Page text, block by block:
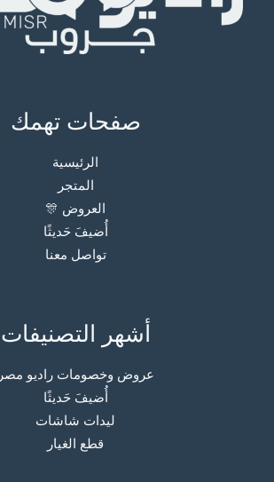
صفحات تهمك
الرئيسية
المتجر
العروض 🎊
أُضيفَ حَديثًا
تواصل معنا
أشهر التصنيفات
عروض وخصومات راديو مصر
أُضيفَ حَديثًا
ليدات شاشات
قطع الغيار